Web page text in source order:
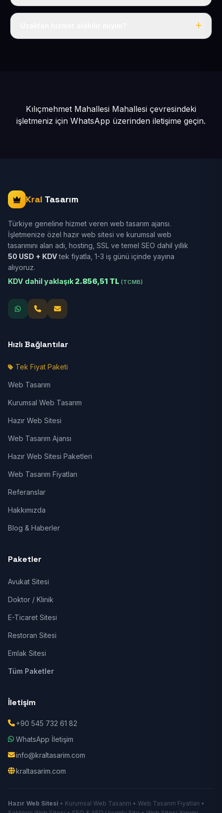
Tek fiyat: yılda 50 USD + KDV, her şey dahil.
Kılıçmehmet Mahallesi Mahallesi çevresindeki
işletmeniz için WhatsApp üzerinden iletişime geçin.
Kral Tasarım
Türkiye geneline hizmet veren web tasarım ajansı.
İşletmenize özel hazır web sitesi ve kurumsal web
tasarımını alan adı, hosting, SSL ve temel SEO dahil yıllık
50 USD + KDVtek fiyatla, 1-3 iş günü içinde yayına
alıyoruz.
KDV dahil yaklaşık 2.856,51 TL (TCMB)
Hızlı Bağlantılar
Tek Fiyat Paketi
Web Tasarım
Kurumsal Web Tasarım
Hazır Web Sitesi
Web Tasarım Ajansı
Hazır Web Sitesi Paketleri
Web Tasarım Fiyatları
Referanslar
Hakkımızda
Blog & Haberler
Paketler
Avukat Sitesi
Doktor / Klinik
E-Ticaret Sitesi
Restoran Sitesi
Emlak Sitesi
Tüm Paketler
İletişim
+90 545 732 61 82
WhatsApp İletişim
info@kraltasarim.com
kraltasarim.com
Hazır Web Sitesi • Kurumsal Web Tasarım • Web Tasarım Fiyatları •